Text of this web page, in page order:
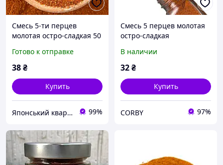
Смесь 5-ти перцев
молотая остро-сладкая 50
Готово к отправке
38₴
Купить
Японський квартал - интернет-магазин товаров для суши 99%
Смесь 5 перцев молотая
остро-сладкая
В наличии
32₴
Купить
CORBY 97%